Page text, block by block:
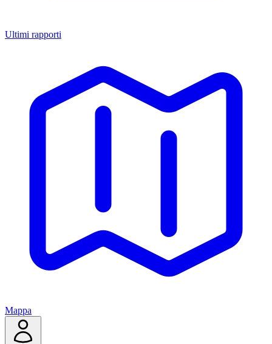
Ultimi rapporti
Mappa